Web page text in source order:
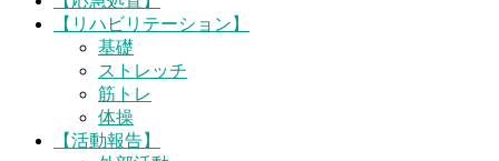
【リハビリテーション】
基礎
ストレッチ
筋トレ
体操
【活動報告】